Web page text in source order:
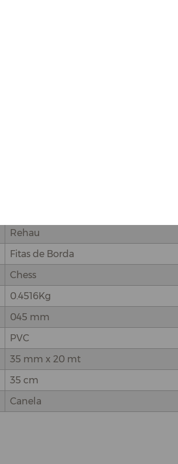
Rehau
Fitas de Borda
Chess
0.4516Kg
045 mm
PVC
35 mm x 20 mt
35 cm
Canela